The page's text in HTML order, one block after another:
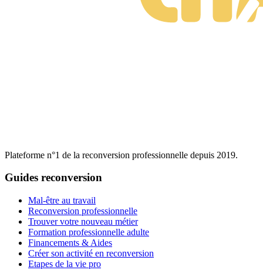
Plateforme n°1 de la reconversion professionnelle depuis 2019.
Guides reconversion
Mal-être au travail
Reconversion professionnelle
Trouver votre nouveau métier
Formation professionnelle adulte
Financements & Aides
Créer son activité en reconversion
Etapes de la vie pro